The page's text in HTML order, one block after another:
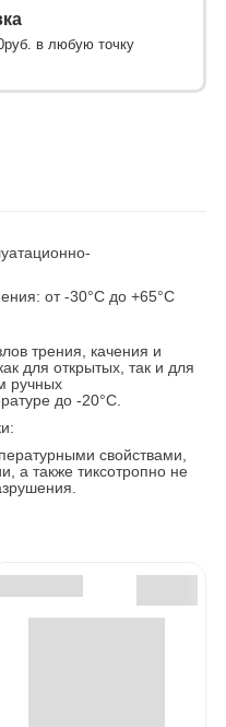
в любую точку
от -30°C до +65°C
трения, качения и
для открытых, так и для
ручных
до -20°C.
свойствами,
а также тиксотропно не